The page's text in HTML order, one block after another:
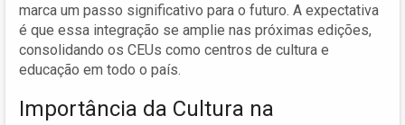
marca um passo significativo para o futuro. A expectativa
é que essa integração se amplie nas próximas edições,
consolidando os CEUs como centros de cultura e
educação em todo o país.
Importância da Cultura na